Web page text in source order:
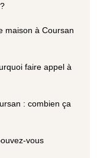
maison à Coursan
faire appel à
: combien ça
vous